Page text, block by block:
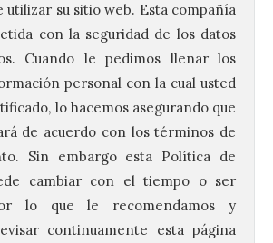
utilizar su sitio web. Esta compañía
con la seguridad de los datos
Cuando le pedimos llenar los
personal con la cual usted
lo hacemos asegurando que
de acuerdo con los términos de
Sin embargo esta Política de
cambiar con el tiempo o ser
lo que le recomendamos y
continuamente esta página